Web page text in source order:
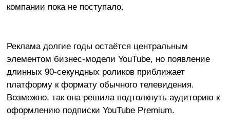
компании пока не поступало.
Реклама долгие годы остаётся центральным
элементом бизнес-модели YouTube, но появление
длинных 90-секундных роликов приближает
платформу к формату обычного телевидения.
Возможно, так она решила подтолкнуть аудиторию к
оформлению подписки YouTube Premium.